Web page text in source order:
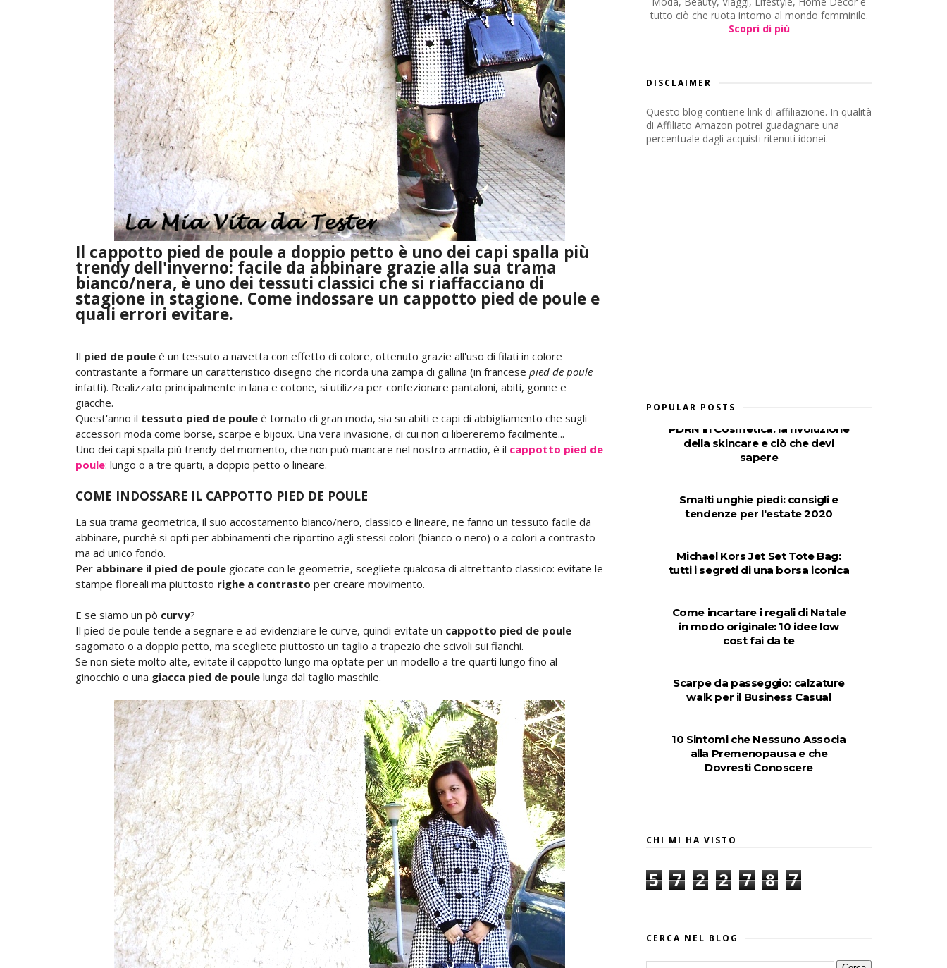
Il cappotto pied de poule a doppio petto è uno dei capi spalla più
trendy dell'inverno: facile da abbinare grazie alla sua trama
bianco/nera, è uno dei tessuti classici che si riaffacciano di
stagione in stagione. Come indossare un cappotto pied de poule e
quali errori evitare.
Il pied de poule è un tessuto a navetta con effetto di colore, ottenuto grazie all'uso di filati in colore
contrastante a formare un caratteristico disegno che ricorda una zampa di gallina (in francese pied de poule
infatti). Realizzato principalmente in lana e cotone, si utilizza per confezionare pantaloni, abiti, gonne e
giacche.
Quest'anno il tessuto pied de poule è tornato di gran moda, sia su abiti e capi di abbigliamento che sugli
accessori moda come borse, scarpe e bijoux. Una vera invasione, di cui non ci libereremo facilmente...
Uno dei capi spalla più trendy del momento, che non può mancare nel nostro armadio, è il cappotto pied de
poule: lungo o a tre quarti, a doppio petto o lineare.
COME INDOSSARE IL CAPPOTTO PIED DE POULE
La sua trama geometrica, il suo accostamento bianco/nero, classico e lineare, ne fanno un tessuto facile da
abbinare, purchè si opti per abbinamenti che riportino agli stessi colori (bianco o nero) o a colori a contrasto
ma ad unico fondo.
Per abbinare il pied de poule giocate con le geometrie, scegliete qualcosa di altrettanto classico: evitate le
stampe floreali ma piuttosto righe a contrasto per creare movimento.
E se siamo un pò curvy?
Il pied de poule tende a segnare e ad evidenziare le curve, quindi evitate un cappotto pied de poule
sagomato o a doppio petto, ma scegliete piuttosto un taglio a trapezio che scivoli sui fianchi.
Se non siete molto alte, evitate il cappotto lungo ma optate per un modello a tre quarti lungo fino al
ginocchio o una giacca pied de poule lunga dal taglio maschile.
tutto ciò che ruota intorno al mondo femminile.
Scopri di più
DISCLAIMER
Questo blog contiene link di affiliazione. In qualità
di Affiliato Amazon potrei guadagnare una
percentuale dagli acquisti ritenuti idonei.
POPULAR POSTS
PDRN in Cosmetica: la rivoluzione
della skincare e ciò che devi
sapere
Smalti unghie piedi: consigli e
tendenze per l'estate 2020
Michael Kors Jet Set Tote Bag:
tutti i segreti di una borsa iconica
Come incartare i regali di Natale
in modo originale: 10 idee low
cost fai da te
Scarpe da passeggio: calzature
walk per il Business Casual
10 Sintomi che Nessuno Associa
alla Premenopausa e che
Dovresti Conoscere
CHI MI HA VISTO
5 7 2 2 7 8 7
CERCA NEL BLOG